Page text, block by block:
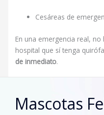
Cesáreas de
En una emergencia real,
hospital que sí tenga
de inmediato.
Mascotas